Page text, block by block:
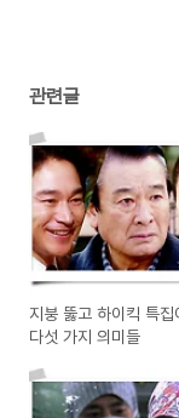
관련글
지붕 뚫고 하이킥 특집
다섯 가지 의미들